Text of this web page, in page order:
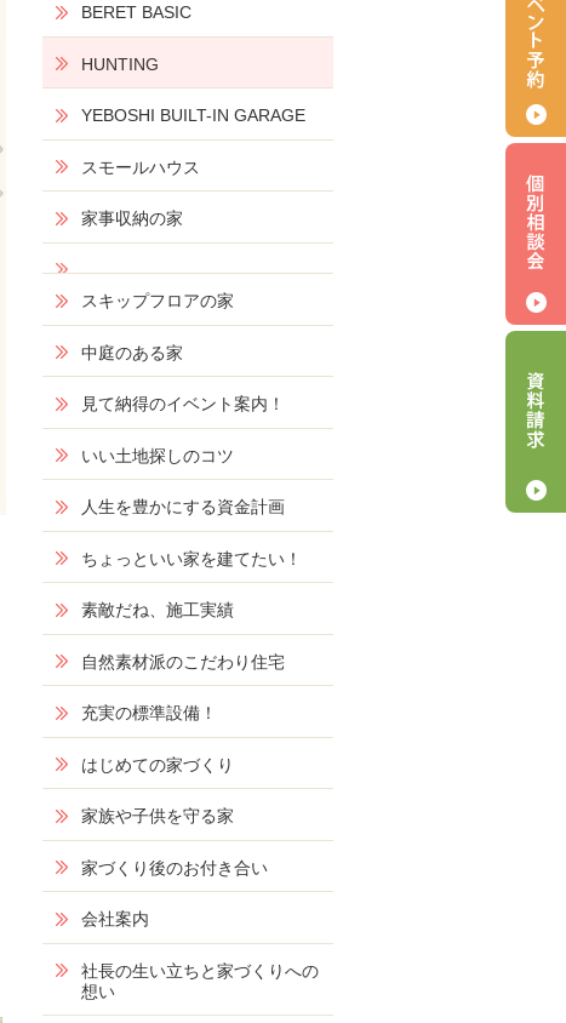
BERET BASIC
HUNTING
YEBOSHI BUILT-IN GARAGE
スモールハウス
家事収納の家
スキップフロアの家
中庭のある家
見て納得のイベント案内！
いい土地探しのコツ
人生を豊かにする資金計画
ちょっといい家を建てたい！
素敵だね、施工実績
自然素材派のこだわり住宅
充実の標準設備！
はじめての家づくり
家族や子供を守る家
家づくり後のお付き合い
会社案内
社長の生い立ちと家づくりへの
想い